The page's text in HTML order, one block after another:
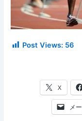
Post Views: 56
X
メ